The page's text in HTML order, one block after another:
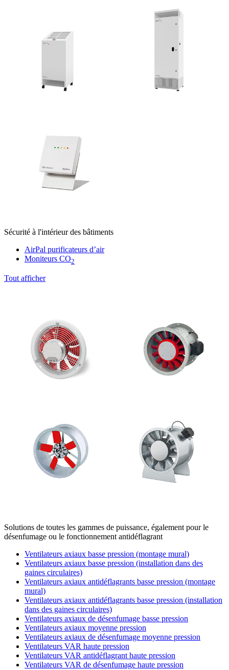
Sécurité à l'intérieur des bâtiments
AirPal purificateurs d’air
Moniteurs CO2
Tout afficher
Solutions de toutes les gammes de puissance, également pour le
désenfumage ou le fonctionnement antidéflagrant
Ventilateurs axiaux basse pression (montage mural)
Ventilateurs axiaux basse pression (installation dans des
gaines circulaires)
Ventilateurs axiaux antidéflagrants basse pression (montage
mural)
Ventilateurs axiaux antidéflagrants basse pression (installation
dans des gaines circulaires)
Ventilateurs axiaux de désenfumage basse pression
Ventilateurs axiaux moyenne pression
Ventilateurs axiaux de désenfumage moyenne pression
Ventilateurs VAR haute pression
Ventilateurs VAR antidéflagrant haute pression
Ventilateurs VAR de désenfumage haute pression